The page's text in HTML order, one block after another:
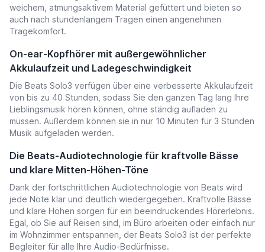
weichem, atmungsaktivem Material gefüttert und bieten so
auch nach stundenlangem Tragen einen angenehmen
Tragekomfort.
On-ear-Kopfhörer mit außergewöhnlicher
Akkulaufzeit und Ladegeschwindigkeit
Die Beats Solo3 verfügen über eine verbesserte Akkulaufzeit
von bis zu 40 Stunden, sodass Sie den ganzen Tag lang Ihre
Lieblingsmusik hören können, ohne ständig aufladen zu
müssen. Außerdem können sie in nur 10 Minuten für 3 Stunden
Musik aufgeladen werden.
Die Beats-Audiotechnologie für kraftvolle Bässe
und klare Mitten-Höhen-Töne
Dank der fortschrittlichen Audiotechnologie von Beats wird
jede Note klar und deutlich wiedergegeben. Kraftvolle Bässe
und klare Höhen sorgen für ein beeindruckendes Hörerlebnis.
Egal, ob Sie auf Reisen sind, im Büro arbeiten oder einfach nur
im Wohnzimmer entspannen, der Beats Solo3 ist der perfekte
Begleiter für alle Ihre Audio-Bedürfnisse.